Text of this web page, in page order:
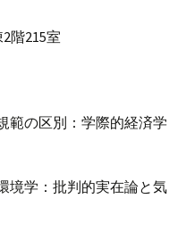
階215室
範の区別：学際的経済学
境学：批判的実在論と気